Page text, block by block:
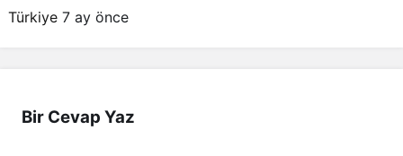
Türkiye 7 ay önce
Bir Cevap Yaz